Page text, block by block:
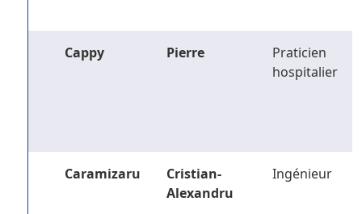
Cappy Pierre
Praticien
hospitalier
Caramizaru
Cristian-
Alexandru
Ingénieur